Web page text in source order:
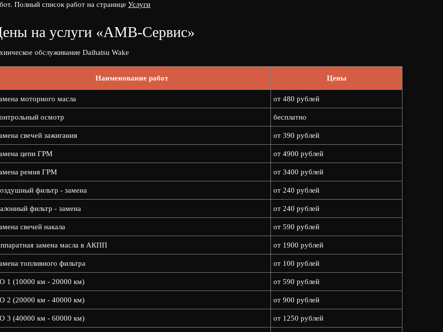
Полный список работ на странице Услуги
на услуги «АМВ-Сервис»
обслуживание Daihatsu Wake
Наименование работ Цены
моторного масла от 480 рублей
осмотр бесплатно
свечей зажигания от 390 рублей
цепи ГРМ от 4900 рублей
ремня ГРМ от 3400 рублей
фильтр - замена от 240 рублей
фильтр - замена от 240 рублей
свечей накала от 590 рублей
замена масла в АКПП от 1900 рублей
топливного фильтра от 100 рублей
1 (10000 км - 20000 км) от 590 рублей
2 (20000 км - 40000 км) от 900 рублей
3 (40000 км - 60000 км) от 1250 рублей